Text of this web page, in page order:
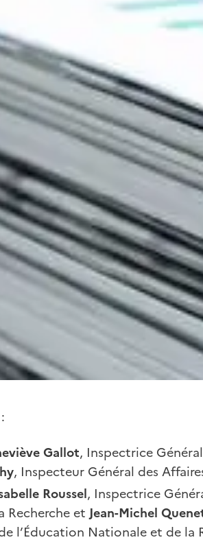
Gallot, Inspectrice
, Inspecteur Général des
Roussel, Inspectrice
Recherche et Jean-Michel
l’Éducation Nationale et de la